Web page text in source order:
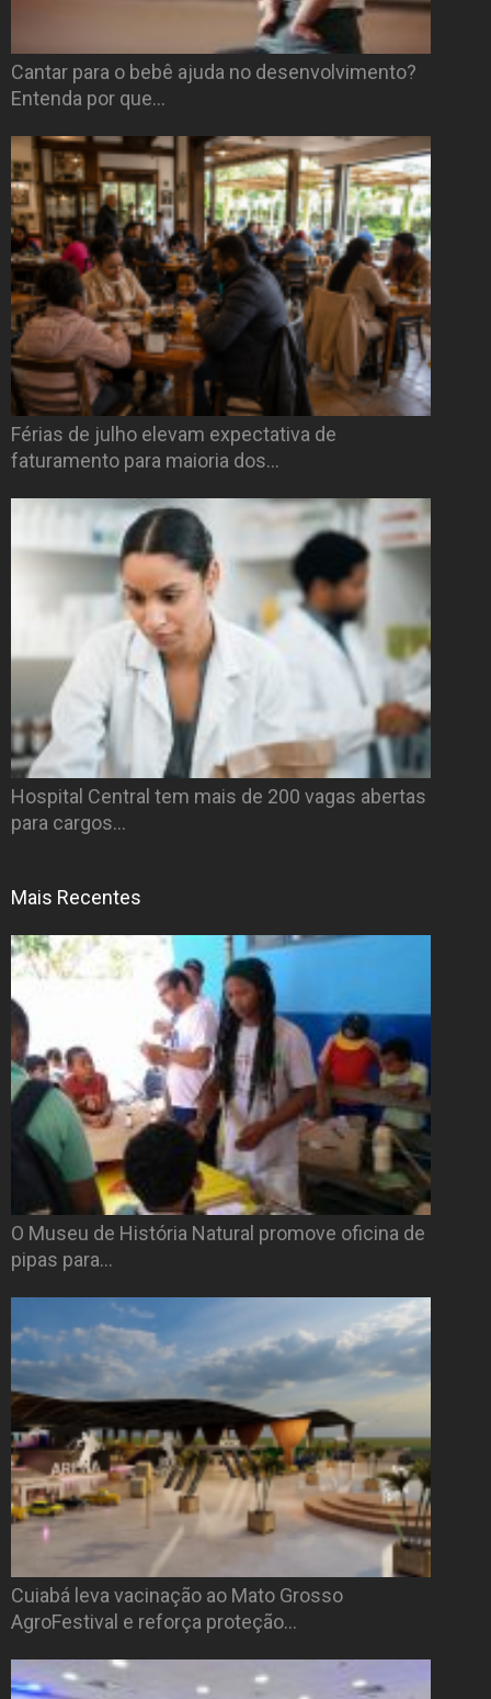
Cantar para o bebê ajuda no desenvolvimento?
Entenda por que…
Férias de julho elevam expectativa de
faturamento para maioria dos…
Hospital Central tem mais de 200 vagas abertas
para cargos…
Mais Recentes
O Museu de História Natural promove oficina de
pipas para…
Cuiabá leva vacinação ao Mato Grosso
AgroFestival e reforça proteção…